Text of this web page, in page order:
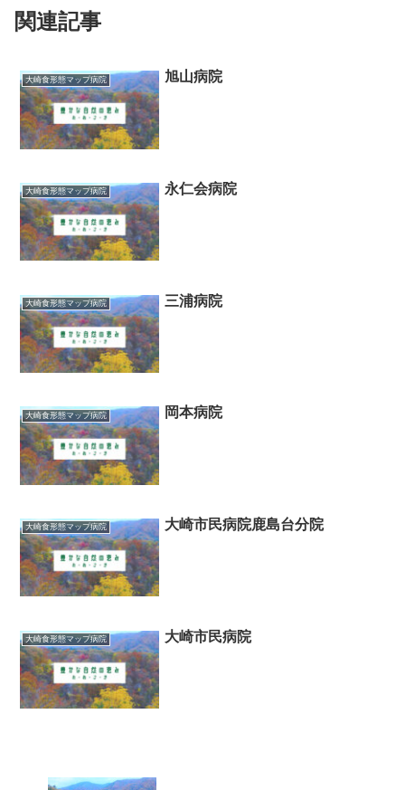
関連記事
大崎食形態マップ病院 旭山病院
大崎食形態マップ病院 永仁会病院
大崎食形態マップ病院 三浦病院
大崎食形態マップ病院 岡本病院
大崎食形態マップ病院 大崎市民病院鹿島台分院
大崎食形態マップ病院 大崎市民病院